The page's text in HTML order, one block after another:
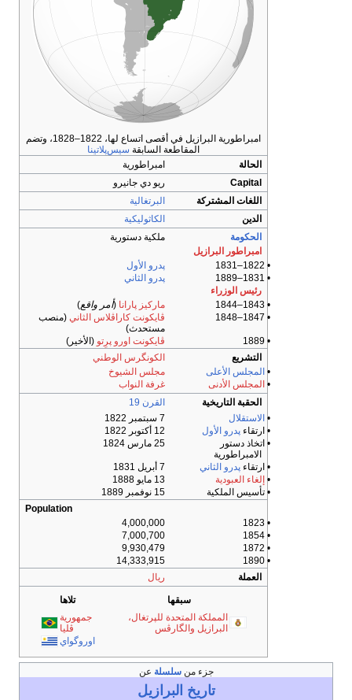
امبراطورية البرازيل في أقصى اتساع لها، 1822–1828، وتضم
المقاطعة السابقة سيس‌پلاتينا
الحالة
امبراطورية
Capital
ريو دي جانيرو
اللغات المشتركة
البرتغالية
الدين
الكاثوليكية
الحكومة
ملكية دستورية
امبراطور البرازيل
• 1822–1831
پدرو الأول
• 1831–1889
پدرو الثاني
رئيس الوزراء
• 1843–1844
ماركيز پارانا (أمر واقع)
• 1847–1848
ڤايكونت كاراڤلاس الثاني (منصب
مستحدث)
• 1889
ڤايكونت اورو پرِتو (الأخير)
التشريع
الكونگرس الوطني
• المجلس الأعلى
مجلس الشيوخ
• المجلس الأدنى
غرفة النواب
الحقبة التاريخية
القرن 19
• الاستقلال
7 سبتمبر 1822
• ارتقاءپدرو الأول
12 أكتوبر 1822
• اتخاذ دستور
الامبراطورية
25 مارس 1824
• ارتقاءپدرو الثاني
7 أبريل 1831
• إلغاء العبودية
13 مايو 1888
• تأسيس الملكية
15 نوفمبر 1889
Population
• 1823
4,000,000
• 1854
7,000,700
• 1872
9,930,479
• 1890
14,333,915
العملة
ريال
سبقها
تلاها
المملكة المتحدة للپرتغال،
البرازيل والگارڤس
جمهورية
ڤليا
اوروگواي
جزء منسلسلة عن
تاريخ البرازيل